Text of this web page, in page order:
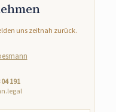
uns zeitnah zurück.
191